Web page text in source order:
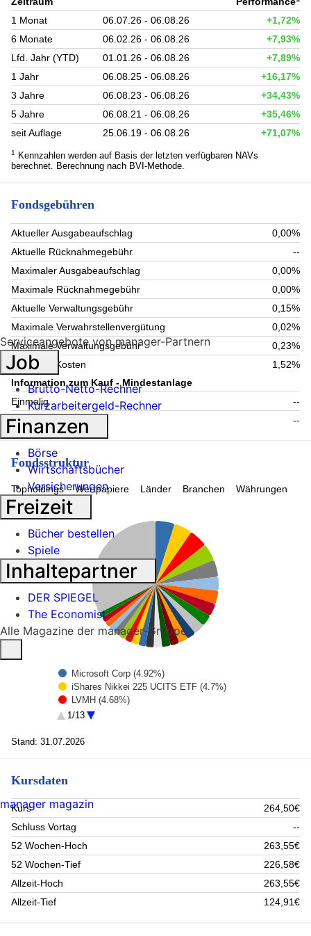
1 Monat 06.07.26 - 06.08.26
+1,72%
6 Monate
06.02.26 - 06.08.26
+7,93%
Lfd. Jahr (YTD)
01.01.26 - 06.08.26
+7,89%
1 Jahr
06.08.25 - 06.08.26
+16,17%
3 Jahre
06.08.23 - 06.08.26
+34,43%
5 Jahre
06.08.21 - 06.08.26
+35,46%
seit Auflage
25.06.19 - 06.08.26 +71,07%
1
Kennzahlen werden auf Basis der letzten verfügbaren NAVs
berechnet. Berechnung nach BVI-Methode.
Fondsgebühren
Aktueller Ausgabeaufschlag
0,00%
Aktuelle Rücknahmegebühr
--
Maximaler Ausgabeaufschlag
0,00%
Maximale Rücknahmegebühr
0,00%
Aktuelle Verwaltungsgebühr
0,15%
Maximale Verwahrstellenvergütung
0,02%
Maximale Verwaltungsgebühr
0,23%
Laufende Kosten
1,52%
Information zum Kauf - Mindestanlage
Einmalig
--
Folgende
--
Fondsstruktur
Topholdings Wertpapiere Länder Branchen Währungen
Microsoft Corp (4.92%)
iShares Nikkei 225 UCITS ETF (4.7%)
LVMH (4.68%)
PepsiCo Inc. (4.46%)
Amazon.com (3.54%)
NIKE Inc. Class B (2.4%)
APPLE INC (2.29%)
DHL GROUP (XETRA) (2.29%)
Johnson + Johnson (2.2%)
ASML Holding (2.13%)
BASF N ORD (2.03%)
1/13
Stand: 31.07.2026
Kursdaten
Kurs
264,50€
Schluss Vortag
--
52 Wochen-Hoch
263,55€
52 Wochen-Tief
226,58€
Allzeit-Hoch
263,55€
Allzeit-Tief
124,91€
Serviceangebote von manager-Partnern
Job
Brutto-Netto-Rechner
Kurzarbeitergeld-Rechner
Finanzen
Börse
Wirtschaftsbücher
Versicherungen
Freizeit
Bücher bestellen
Spiele
Inhaltepartner
DER SPIEGEL
The Economist
Alle Magazine der manager-Gruppe
manager magazin